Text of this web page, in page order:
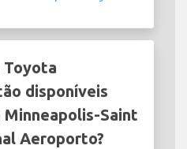
Toyota
disponíveis
Minneapolis-Saint
Aeroporto?